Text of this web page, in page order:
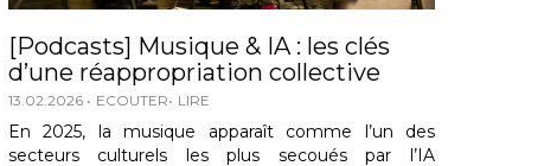
[Podcasts] Musique & IA : les clés
d’une réappropriation collective
13.02.2026 ECOUTER LIRE
En 2025, la musique apparaît comme l’un des
secteurs culturels les plus secoués par l’IA